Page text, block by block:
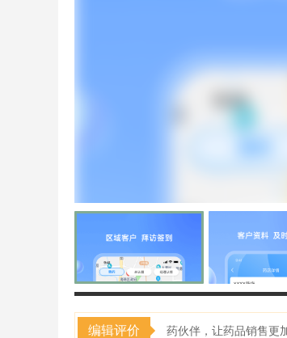
编辑评价 药伙伴，让药品销售更